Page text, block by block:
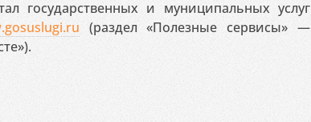
государственных и муниципальных услуг
(раздел «Полезные сервисы» —